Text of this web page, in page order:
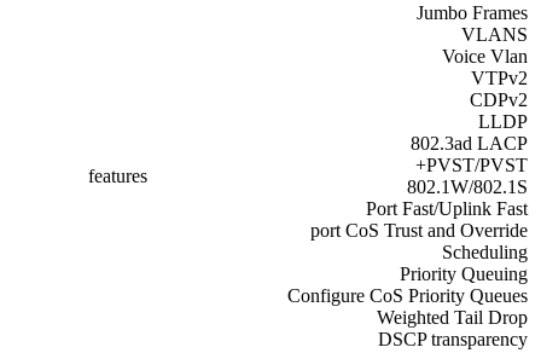
Jumbo Frames
VLANS
Voice Vlan
VTPv2
CDPv2
LLDP
802.3ad LACP
PVST/PVST+
802.1W/802.1S
Port Fast/Uplink Fast
port CoS Trust and Override
Scheduling
Priority Queuing
Configure CoS Priority Queues
Weighted Tail Drop
DSCP transparency
features